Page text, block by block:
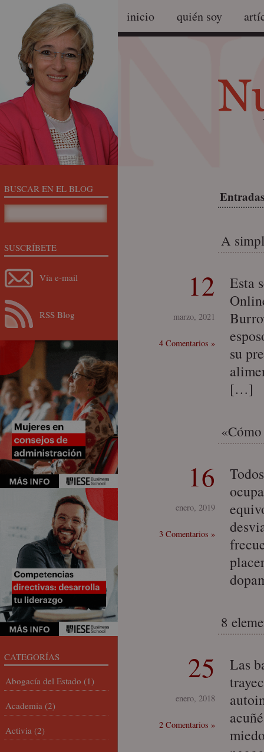
inicio quién soy
A
12
marzo, 2021
4 Comentarios »
Esta
su
[…]
16
enero, 2019
3 Comentarios »
8
25
enero, 2018
2 Comentarios »
Las
BUSCAR EN EL BLOG
SUSCRÍBETE
Vía e-mail
RSS Blog
CATEGORÍAS
Abogacía del Estado (1)
Academia (2)
Activia (2)